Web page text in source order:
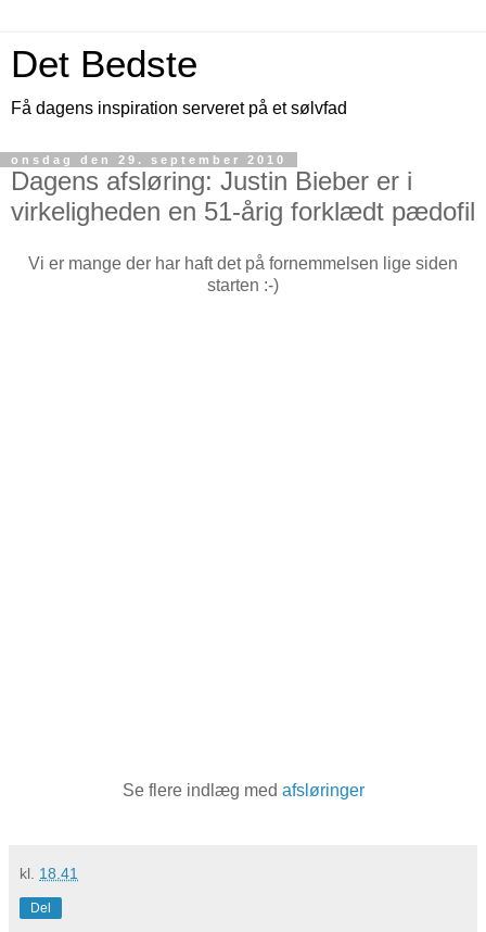
Det Bedste
Få dagens inspiration serveret på et sølvfad
onsdag den 29. september 2010
Dagens afsløring: Justin Bieber er i
virkeligheden en 51-årig forklædt pædofil
Vi er mange der har haft det på fornemmelsen lige siden
starten :-)
Se flere indlæg med afsløringer
kl. 18.41
Del